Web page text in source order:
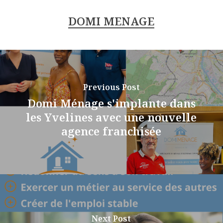
DOMI MENAGE
Previous Post
Domi Ménage s'implante dans
les Yvelines avec une nouvelle
agence franchisée
Next Post